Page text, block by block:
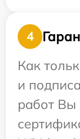
4
Как
и
работ Вы